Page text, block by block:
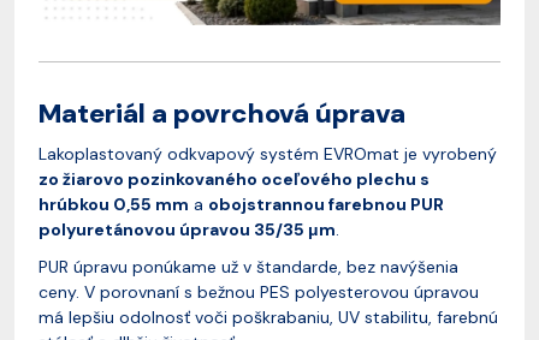
Materiál a povrchová úprava
Lakoplastovaný odkvapový systém EVROmat je vyrobený
zo žiarovo pozinkovaného oceľového plechu s
hrúbkou 0,55 mm a obojstrannou farebnou PUR
polyuretánovou úpravou 35/35 μm.
PUR úpravu ponúkame už v štandarde, bez navýšenia
ceny. V porovnaní s bežnou PES polyesterovou úpravou
má lepšiu odolnosť voči poškrabaniu, UV stabilitu, farebnú